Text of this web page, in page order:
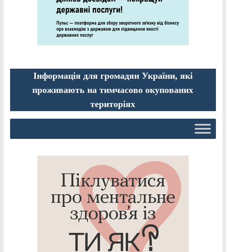
Інформація для громадян України, які
проживають на тимчасово окупованих
територіях